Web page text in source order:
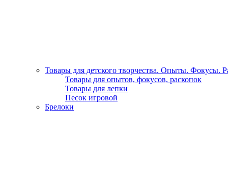
Товары для детского творчества. Опыты. Фокусы.
Товары для опытов, фокусов, раскопок
Товары для лепки
Песок игровой
Брелоки